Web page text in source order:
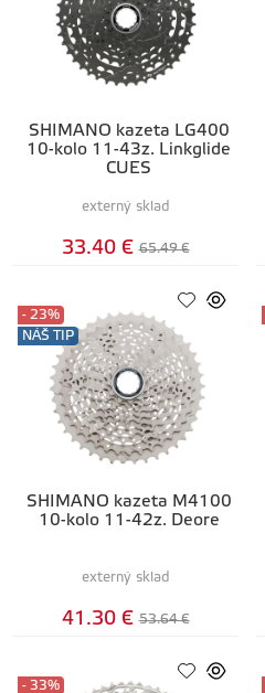
SHIMANO kazeta LG400
10-kolo 11-43z. Linkglide
CUES
externý sklad
33.40 € 65.49 €
SHIMANO kazeta M4100
10-kolo 11-42z. Deore
- 23%
NÁŠ TIP
externý sklad
41.30 € 53.64 €
- 33%